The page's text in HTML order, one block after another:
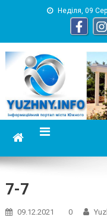
Неділя, 09
информационный
7-7
09.12.2021 0